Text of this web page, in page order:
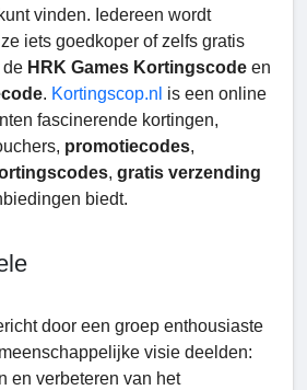
vinden. Iedereen wordt
iets goedkoper of zelfs gratis
de HRK Games Kortingscode en
. Kortingscop.nl is een online
fascinerende kortingen,
promotiecodes,
, gratis verzending
biedt.
door een groep enthousiaste
visie deelden:
en verbeteren van het